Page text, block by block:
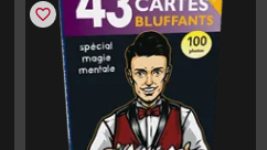
favorite_border